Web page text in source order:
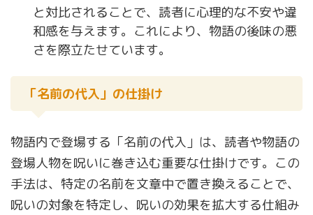
と対比されることで、読者に心理的な不安や違
和感を与えます。これにより、物語の後味の悪
さを際立たせています。
「名前の代入」の仕掛け
物語内で登場する「名前の代入」は、読者や物語の
登場人物を呪いに巻き込む重要な仕掛けです。この
手法は、特定の名前を文章中で置き換えることで、
呪いの対象を特定し、呪いの効果を拡大する仕組み